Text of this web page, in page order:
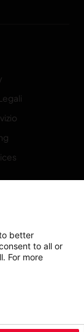
better
to all or
For more